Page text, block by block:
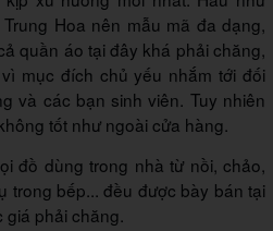
Hoa nên mẫu mã đa dạng,
quần áo tại đây khá phải chăng,
mục đích chủ yếu nhắm tới đối
và các bạn sinh viên. Tuy nhiên
tốt như ngoài cửa hàng.
đồ dùng trong nhà từ nồi, chảo,
trong bếp... đều được bày bán tại
giá phải chăng.